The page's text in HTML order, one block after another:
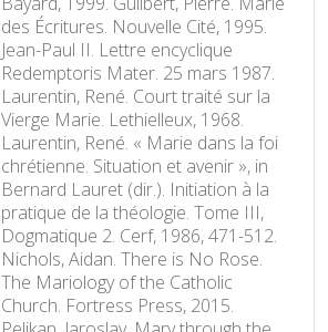
des Écritures. Nouvelle Cité, 1995.
Jean-Paul II. Lettre encyclique
Redemptoris Mater. 25 mars 1987.
Laurentin, René. Court traité sur la
Vierge Marie. Lethielleux, 1968.
Laurentin, René. « Marie dans la foi
chrétienne. Situation et avenir », in
Bernard Lauret (dir.). Initiation à la
pratique de la théologie. Tome III,
Dogmatique 2. Cerf, 1986, 471-512.
Nichols, Aidan. There is No Rose.
The Mariology of the Catholic
Church. Fortress Press, 2015.